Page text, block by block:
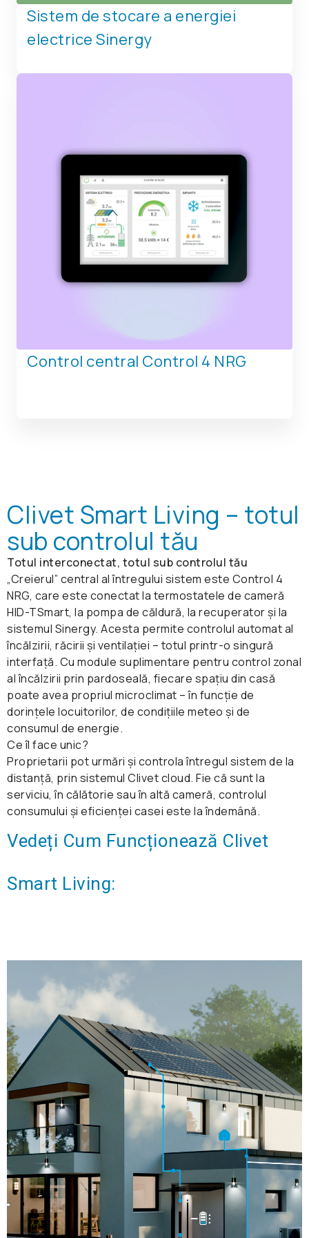
Sistem de stocare a energiei
electrice Sinergy
Control central Control 4 NRG
Clivet Smart Living – totul
sub controlul tău
Totul interconectat, totul sub controlul tău
„Creierul” central al întregului sistem este Control 4
NRG, care este conectat la termostatele de cameră
HID-TSmart, la pompa de căldură, la recuperator și la
sistemul Sinergy. Acesta permite controlul automat al
încălzirii, răcirii și ventilației – totul printr-o singură
interfață. Cu module suplimentare pentru control zonal
al încălzirii prin pardoseală, fiecare spațiu din casă
poate avea propriul microclimat – în funcție de
dorințele locuitorilor, de condițiile meteo și de
consumul de energie.
Ce îl face unic?
Proprietarii pot urmări și controla întregul sistem de la
distanță, prin sistemul Clivet cloud. Fie că sunt la
serviciu, în călătorie sau în altă cameră, controlul
consumului și eficienței casei este la îndemână.
Vedeți Cum Funcționează Clivet
Smart Living: